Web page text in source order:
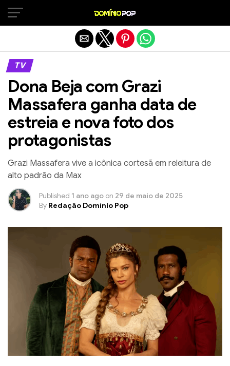
TV
Dona Beja com Grazi
Massafera ganha data de
estreia e nova foto dos
protagonistas
Grazi Massafera vive a icônica cortesã em releitura de
alto padrão da Max
Published 1 ano ago on 29 de maio de 2025
By Redação Domínio Pop
Sair da versão mobile